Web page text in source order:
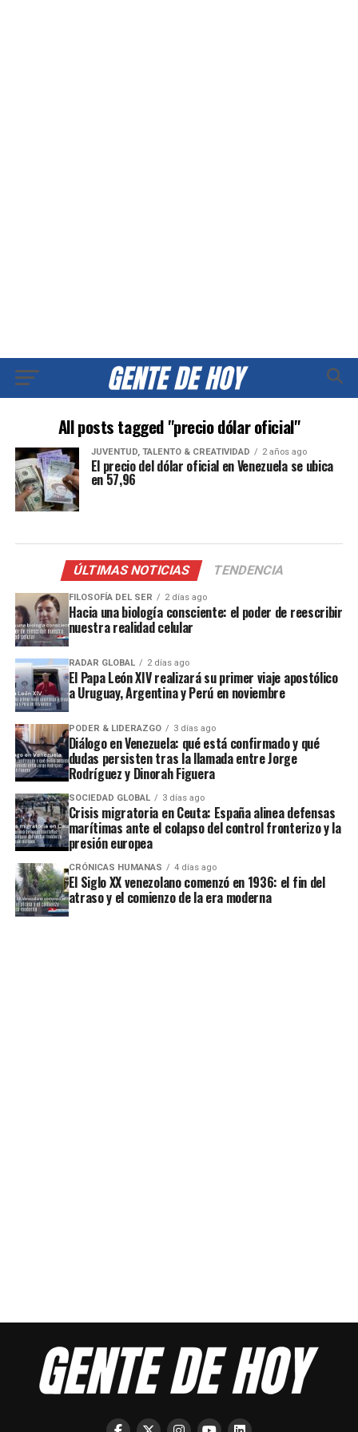
All posts tagged "precio dólar oficial"
JUVENTUD, TALENTO & CREATIVIDAD 2 años ago
El precio del dólar oficial en Venezuela se ubica
en 57,96
ÚLTIMAS NOTICIAS TENDENCIA
FILOSOFÍA DEL SER 2 días ago
Hacia una biología consciente: el poder de reescribir
nuestra realidad celular
RADAR GLOBAL 2 días ago
El Papa León XIV realizará su primer viaje apostólico
a Uruguay, Argentina y Perú en noviembre
PODER & LIDERAZGO 3 días ago
Diálogo en Venezuela: qué está confirmado y qué
dudas persisten tras la llamada entre Jorge
Rodríguez y Dinorah Figuera
SOCIEDAD GLOBAL 3 días ago
Crisis migratoria en Ceuta: España alinea defensas
marítimas ante el colapso del control fronterizo y la
presión europea
CRÓNICAS HUMANAS 4 días ago
El Siglo XX venezolano comenzó en 1936: el fin del
atraso y el comienzo de la era moderna